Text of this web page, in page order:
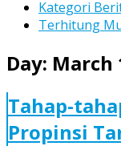
Kategori
Terhitung
Day: March
Tahap-
Propinsi